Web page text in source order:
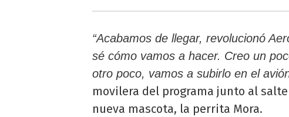
“Acabamos de llegar, revolucionó
sé cómo vamos a hacer. Creo un
otro poco, vamos a subirlo en el
movilera del programa junto al
nueva mascota, la perrita Mora.